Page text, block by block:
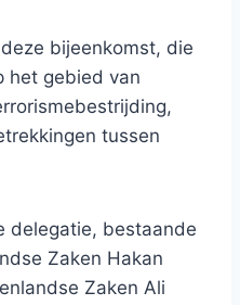
bijeenkomst, die
het gebied van
tussen
delegatie, bestaande
Zaken Hakan
Zaken Ali